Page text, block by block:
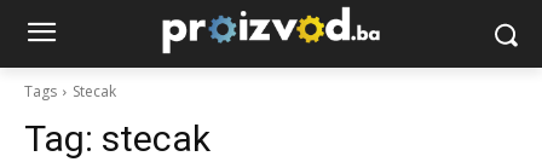
Tags Stecak
Tag: stecak